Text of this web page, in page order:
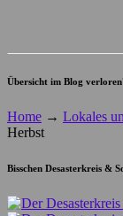
Übersicht im Blog
Home → Lokales
Herbst
Bisschen Desasterkreis &